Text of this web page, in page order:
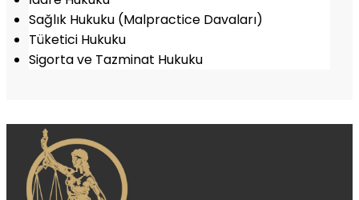
Sağlık Hukuku (Malpractice Davaları)
Tüketici Hukuku
Sigorta ve Tazminat Hukuku